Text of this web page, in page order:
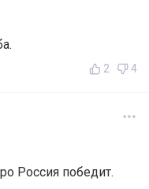
2 4
Россия победит.